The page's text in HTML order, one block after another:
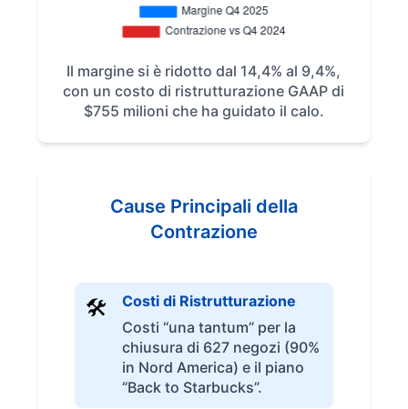
Il margine si è ridotto dal 14,4% al 9,4%,
con un costo di ristrutturazione GAAP di
$755 milioni che ha guidato il calo.
Cause Principali della
Contrazione
🛠
Costi di Ristrutturazione
Costi “una tantum” per la
chiusura di 627 negozi (90%
in Nord America) e il piano
“Back to Starbucks”.